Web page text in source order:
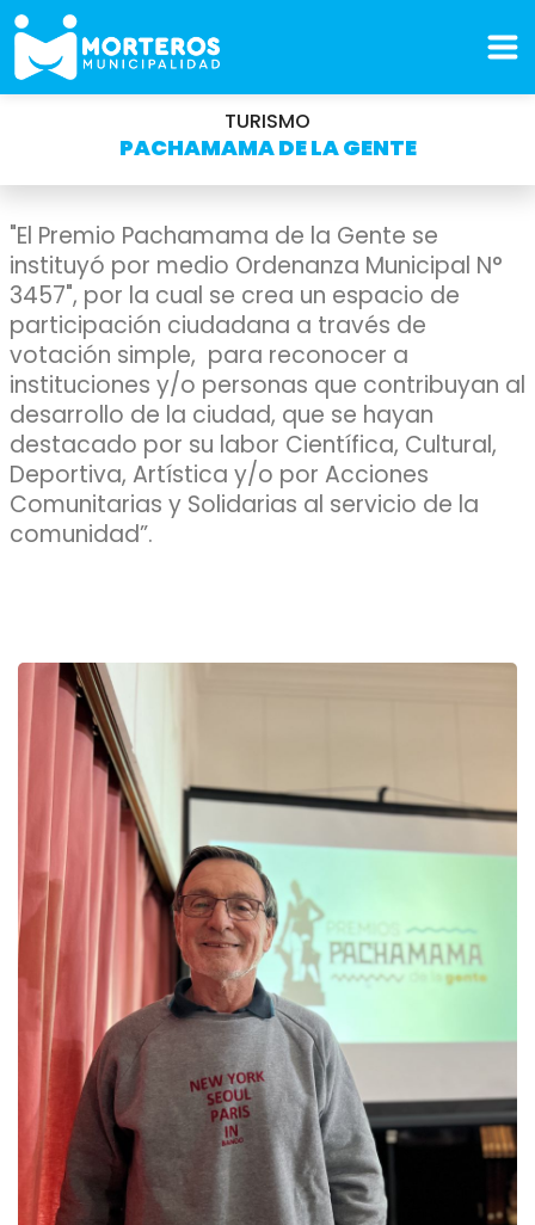
TURISMO
PACHAMAMA DE LA GENTE
"El Premio Pachamama de la Gente se
instituyó por medio Ordenanza Municipal N°
3457", por la cual se crea un espacio de
participación ciudadana a través de
votación simple, para reconocer a
instituciones y/o personas que contribuyan al
desarrollo de la ciudad, que se hayan
destacado por su labor Científica, Cultural,
Deportiva, Artística y/o por Acciones
Comunitarias y Solidarias al servicio de la
comunidad”.